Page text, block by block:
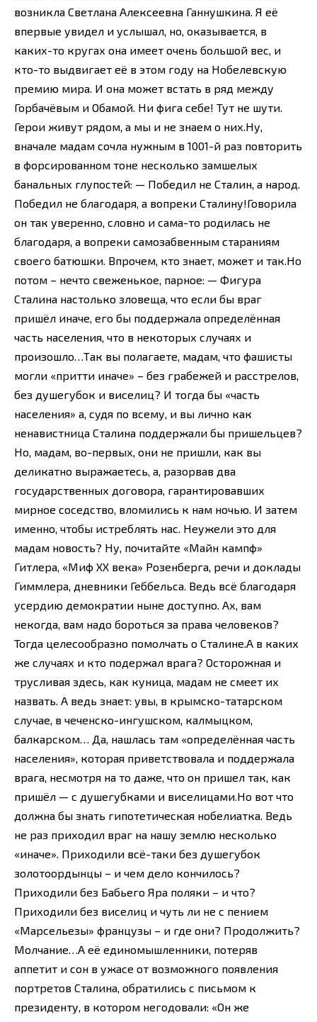
возникла Светлана Алексеевна Ганнушкина. Я её
впервые увидел и услышал, но, оказывается, в
каких-то кругах она имеет очень большой вес, и
кто-то выдвигает её в этом году на Нобелевскую
премию мира. И она может встать в ряд между
Горбачёвым и Обамой. Ни фига себе! Тут не шути.
Герои живут рядом, а мы и не знаем о них.Ну,
вначале мадам сочла нужным в 1001-й раз повторить
в форсированном тоне несколько замшелых
банальных глупостей: — Победил не Сталин, а народ.
Победил не благодаря, а вопреки Сталину!Говорила
он так уверенно, словно и сама-то родилась не
благодаря, а вопреки самозабвенным стараниям
своего батюшки. Впрочем, кто знает, может и так.Но
потом – нечто свеженькое, парное: — Фигура
Сталина настолько зловеща, что если бы враг
пришёл иначе, его бы поддержала определённая
часть населения, что в некоторых случаях и
произошло…Так вы полагаете, мадам, что фашисты
могли «притти иначе» – без грабежей и расстрелов,
без душегубок и виселиц? И тогда бы «часть
населения» а, судя по всему, и вы лично как
ненавистница Сталина поддержали бы пришельцев?
Но, мадам, во-первых, они не пришли, как вы
деликатно выражаетесь, а, разорвав два
государственных договора, гарантировавших
мирное соседство, вломились к нам ночью. И затем
именно, чтобы истреблять нас. Неужели это для
мадам новость? Ну, почитайте «Майн кампф»
Гитлера, «Миф ХХ века» Розенберга, речи и доклады
Гиммлера, дневники Геббельса. Ведь всё благодаря
усердию демократии ныне доступно. Ах, вам
некогда, вам надо бороться за права человеков?
Тогда целесообразно помолчать о Сталине.А в каких
же случаях и кто подержал врага? Осторожная и
трусливая здесь, как куница, мадам не смеет их
назвать. А ведь знает: увы, в крымско-татарском
случае, в чеченско-ингушском, калмыцком,
балкарском… Да, нашлась там «определённая часть
населения», которая приветствовала и поддержала
врага, несмотря на то даже, что он пришел так, как
пришёл — с душегубками и виселицами.Но вот что
должна бы знать гипотетическая нобелиатка. Ведь
не раз приходил враг на нашу землю несколько
«иначе». Приходили всё-таки без душегубок
золотоордынцы – и чем дело кончилось?
Приходили без Бабьего Яра поляки – и что?
Приходили без виселиц и чуть ли не с пением
«Марсельезы» французы – и где они? Продолжить?
Молчание…А её единомышленники, потеряв
аппетит и сон в ужасе от возможного появления
портретов Сталина, обратились с письмом к
президенту, в котором негодовали: «Он же